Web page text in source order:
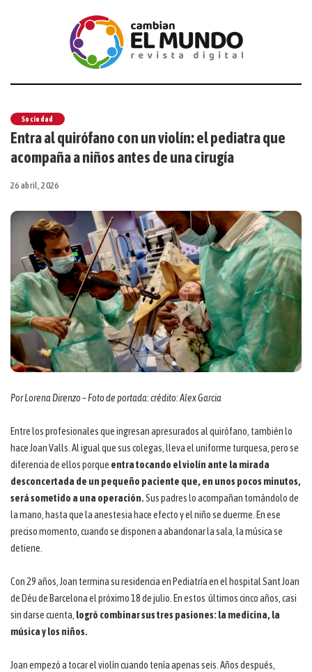
Sociedad
Entra al quirófano con un violín: el pediatra que
acompaña a niños antes de una cirugía
26 abril, 2026
Por Lorena Direnzo – Foto de portada: crédito: Alex Garcia
Entre los profesionales que ingresan apresurados al quirófano, también lo
hace Joan Valls. Al igual que sus colegas, lleva el uniforme turquesa, pero se
diferencia de ellos porque entra tocando el violín ante la mirada
desconcertada de un pequeño paciente que, en unos pocos minutos,
será sometido a una operación.Sus padres lo acompañan tomándolo de
la mano, hasta que la anestesia hace efecto y el niño se duerme. En ese
preciso momento, cuando se disponen a abandonar la sala, la música se
detiene.
Con 29 años, Joan termina su residencia en Pediatría en el hospital Sant Joan
de Déu de Barcelona el próximo 18 de julio. En estos últimos cinco años, casi
sin darse cuenta, logró combinar sus tres pasiones: la medicina, la
música y los niños.
Joan empezó a tocar el violín cuando tenía apenas seis. Años después,